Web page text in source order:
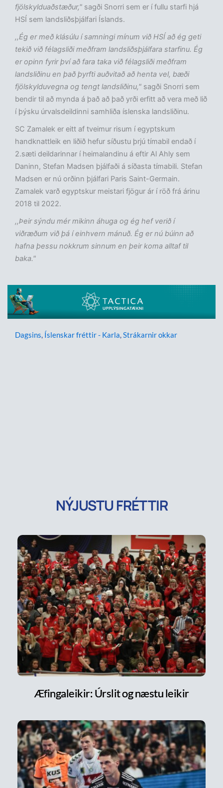
fjölskylduaðstæður," sagði Snorri sem er í fullu starfi hjá
HSÍ sem landsliðsþjálfari Íslands.
,,Ég er með klásúlu í samningi mínum við HSÍ að ég geti
tekið við félagsliði meðfram landsliðsþjálfara starfinu. Ég
er opinn fyrir því að fara taka við félagsliði meðfram
landsliðinu en það þyrfti auðvitað að henta vel, bæði
fjölskylduvegna og tengt landsliðinu," sagði Snorri sem
bendir til að mynda á það að það yrði erfitt að vera með lið
í þýsku úrvalsdeildinni samhliða íslenska landsliðinu.
SC Zamalek er eitt af tveimur risum í egyptskum
handknattleik en liðið hefur síðustu þrjú tímabil endað í
2.sæti deildarinnar í heimalandinu á eftir Al Ahly sem
Daninn, Stefan Madsen þjálfaði á síðasta tímabili. Stefan
Madsen er nú orðinn þjálfari Paris Saint-Germain.
Zamalek varð egyptskur meistari fjögur ár í röð frá árinu
2018 til 2022.
,,Þeir sýndu mér mikinn áhuga og ég hef verið í
viðræðum við þá í einhvern mánuð. Ég er nú búinn að
hafna þessu nokkrum sinnum en þeir koma alltaf til
baka."
Dagsins, Íslenskar fréttir - Karla,Strákarnir okkar
NÝJUSTU FRÉTTIR
Æfingaleikir: Úrslit og næstu leikir